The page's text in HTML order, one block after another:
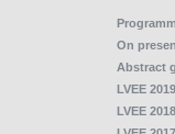
On
Abstract
LVEE
LVEE